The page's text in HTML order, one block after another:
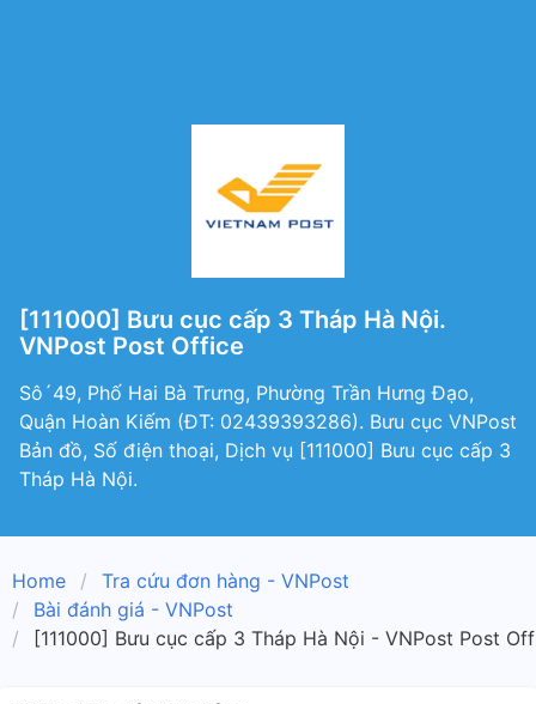
[111000] Bưu cục cấp 3 Tháp Hà Nội.
VNPost Post Office
Sô´49, Phố Hai Bà Trưng, Phường Trần Hưng Đạo,
Quận Hoàn Kiếm (ÐT: 02439393286). Bưu cục VNPost
Bản đồ, Số điện thoại, Dịch vụ [111000] Bưu cục cấp 3
Tháp Hà Nội.
Home
Tra cứu đơn hàng - VNPost
Bài đánh giá - VNPost
[111000] Bưu cục cấp 3 Tháp Hà Nội - VNPost Post